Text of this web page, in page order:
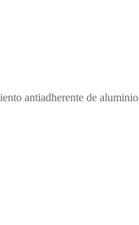
antiadherente de aluminio